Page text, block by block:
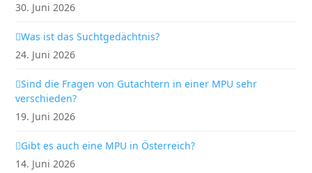
30. Juni 2026
Was ist das Suchtgedächtnis?
24. Juni 2026
Sind die Fragen von Gutachtern in einer MPU sehr
verschieden?
19. Juni 2026
Gibt es auch eine MPU in Österreich?
14. Juni 2026